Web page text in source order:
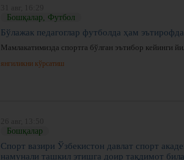
Бошқалар, Футбол
Бўлажак педагоглар футболда ҳам эътирофда
Мамлакатимизда спортга бўлган эътибор кейинги
янгиликни кўрсатиш
Бошқалар
Спорт вазири Ўзбекистон давлат спорт
намунали ташкил этишга доир тақдимот